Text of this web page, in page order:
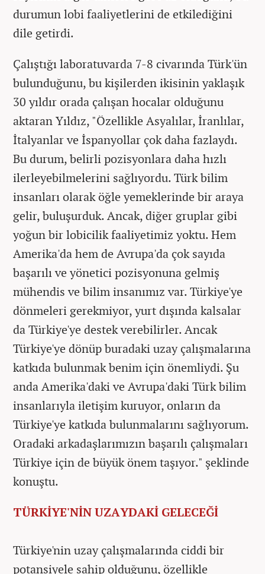
durumun lobi faaliyetlerini de etkilediğini
dile getirdi.
Çalıştığı laboratuvarda 7-8 civarında Türk'ün
bulunduğunu, bu kişilerden ikisinin yaklaşık
30 yıldır orada çalışan hocalar olduğunu
aktaran Yıldız, "Özellikle Asyalılar, İranlılar,
İtalyanlar ve İspanyollar çok daha fazlaydı.
Bu durum, belirli pozisyonlara daha hızlı
ilerleyebilmelerini sağlıyordu. Türk bilim
insanları olarak öğle yemeklerinde bir araya
gelir, buluşurduk. Ancak, diğer gruplar gibi
yoğun bir lobicilik faaliyetimiz yoktu. Hem
Amerika'da hem de Avrupa'da çok sayıda
başarılı ve yönetici pozisyonuna gelmiş
mühendis ve bilim insanımız var. Türkiye'ye
dönmeleri gerekmiyor, yurt dışında kalsalar
da Türkiye'ye destek verebilirler. Ancak
Türkiye'ye dönüp buradaki uzay çalışmalarına
katkıda bulunmak benim için önemliydi. Şu
anda Amerika'daki ve Avrupa'daki Türk bilim
insanlarıyla iletişim kuruyor, onların da
Türkiye'ye katkıda bulunmalarını sağlıyorum.
Oradaki arkadaşlarımızın başarılı çalışmaları
Türkiye için de büyük önem taşıyor." şeklinde
konuştu.
TÜRKİYE'NİN UZAYDAKİ GELECEĞİ
Türkiye'nin uzay çalışmalarında ciddi bir
potansiyele sahip olduğunu, özellikle